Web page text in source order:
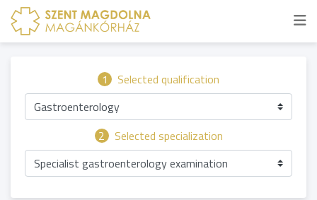
1
Selected qualification
Gastroenterology
2
Selected specialization
Specialist gastroenterology examination